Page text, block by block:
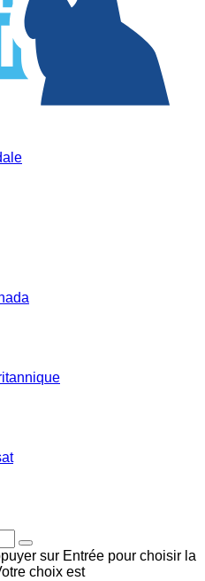
sur Entrée pour choisir la
choix est